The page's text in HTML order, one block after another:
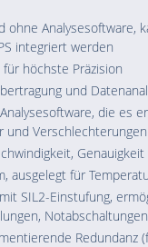
ohne Analysesoftware,
integriert werden
höchste Präzision
und
die es
und
ausgelegt für
SIL2-Einstufung,
Redundanz